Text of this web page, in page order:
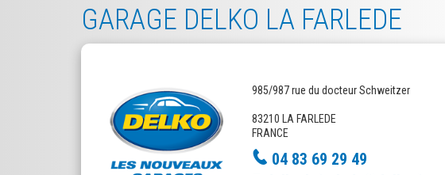
GARAGE DELKO LA FARLEDE
985/987 rue du docteur Schweitzer
83210 LA FARLEDE
FRANCE
04 83 69 29 49